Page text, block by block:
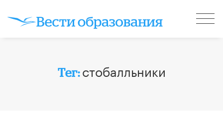
Тег:стобалльники